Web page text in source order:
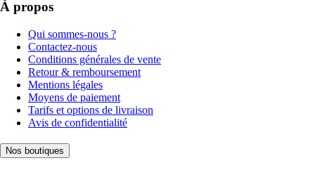
À propos
Qui sommes-nous ?
Contactez-nous
Conditions générales de vente
Retour & remboursement
Mentions légales
Moyens de paiement
Tarifs et options de livraison
Avis de confidentialité
Nos boutiques